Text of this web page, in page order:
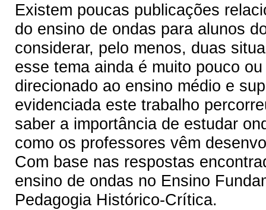
Existem poucas publicações
do ensino de ondas para alunos
considerar, pelo menos, duas
esse tema ainda é muito pouco
direcionado ao ensino médio e
evidenciada este trabalho
saber a importância de estudar
como os professores vêm
Com base nas respostas
ensino de ondas no Ensino
Pedagogia Histórico-Crítica.